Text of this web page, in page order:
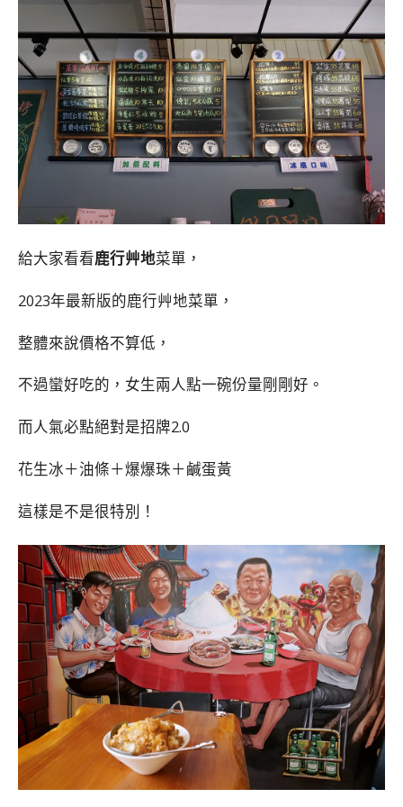
給大家看看鹿行艸地菜單，
2023年最新版的鹿行艸地菜單，
整體來說價格不算低，
不過蠻好吃的，女生兩人點一碗份量剛剛好。
而人氣必點絕對是招牌2.0
花生冰＋油條＋爆爆珠＋鹹蛋黃
這樣是不是很特別！